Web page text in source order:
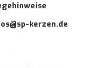
kerzen.de